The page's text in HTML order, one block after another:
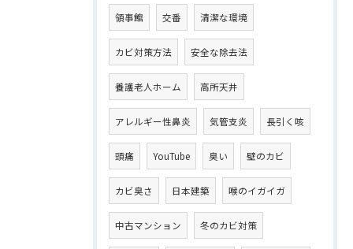
領事館 交番 清潔な環境
カビ対策方法 安全な除去法
養護老人ホーム 高所天井
アレルギー性鼻炎 気管支炎 長引く咳
頭痛 YouTube 臭い 壁のカビ
カビ臭さ 日本建築 喉のイガイガ
中古マンション 冬のカビ対策